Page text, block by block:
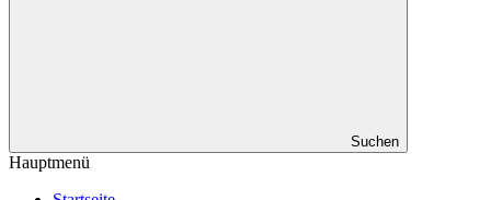
Suchen
Hauptmenü